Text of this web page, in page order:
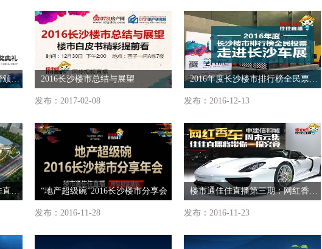
2016长沙楼市白皮书暨排行榜颁奖典礼 2016长沙楼市总结与展望
发布：2017-02-08
2016年度长沙楼市排行榜全民票选走进长沙车展
发布：2016-12-13
楼市通佳佳直播第五期：佳佳直播走进明昇壹城 “地产超级碗”2016长沙楼市分享会
发布：2016-11-28
楼市通佳佳直播第三期：网红香车周末云集中建信和城
发布：2016-11-23